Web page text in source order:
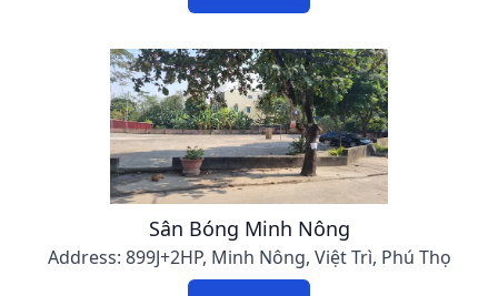
Sân Bóng Minh Nông
Address: 899J+2HP, Minh Nông, Việt Trì, Phú Thọ